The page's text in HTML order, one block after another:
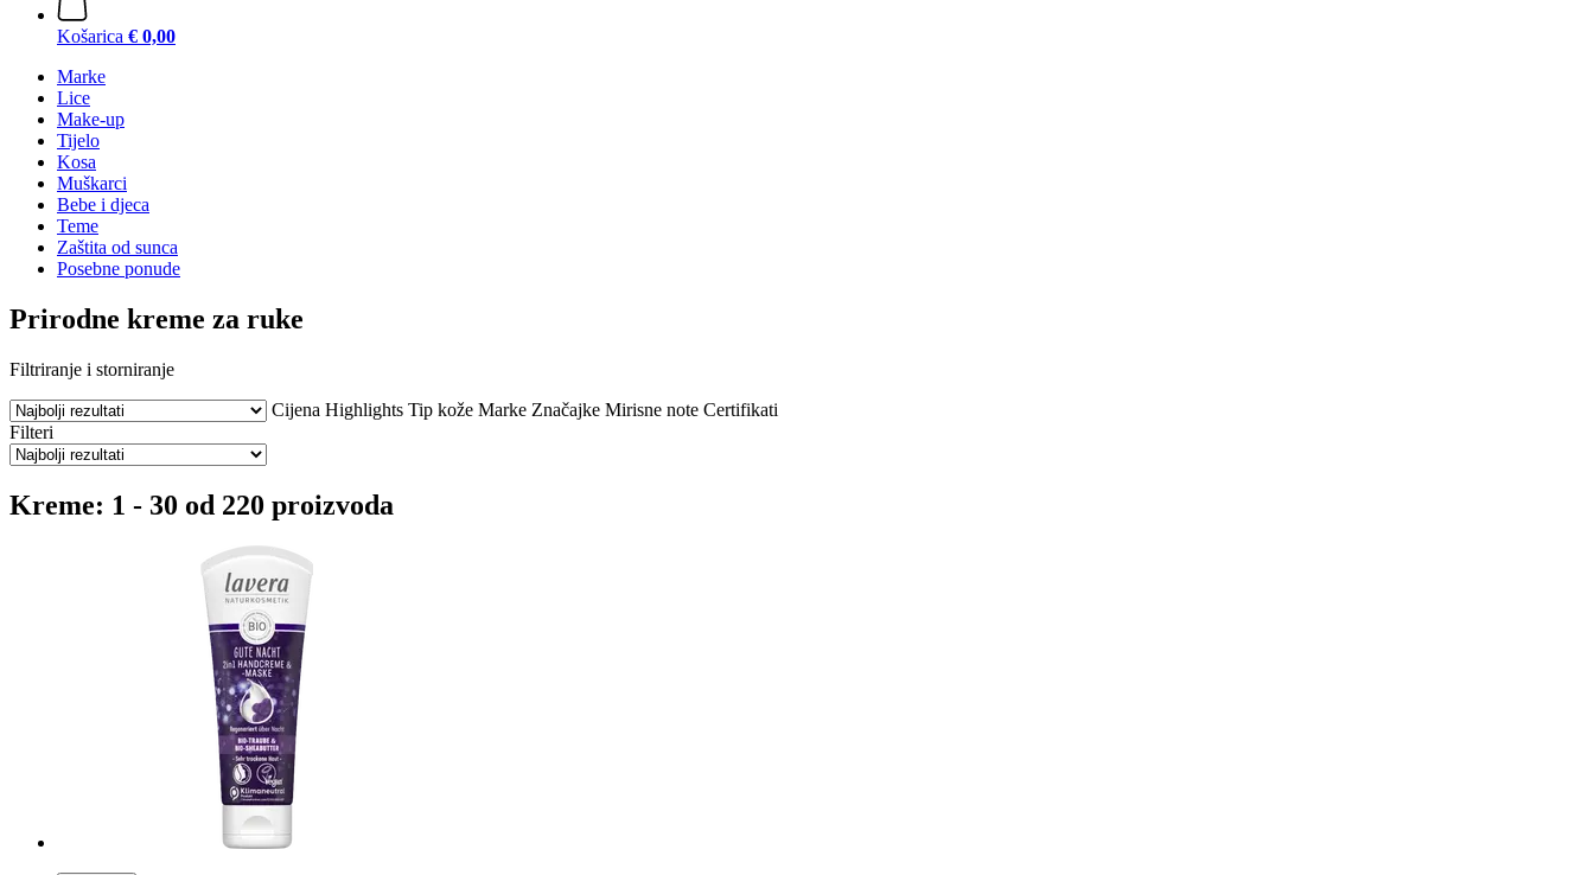
Košarica € 0,00
Marke
Lice
Make-up
Tijelo
Kosa
Muškarci
Bebe i djeca
Teme
Zaštita od sunca
Posebne ponude
Prirodne kreme za ruke
Filtriranje i storniranje
Cijena Highlights Tip kože Marke Značajke Mirisne note Certifikati
Filteri
Kreme: 1 - 30 od 220 proizvoda